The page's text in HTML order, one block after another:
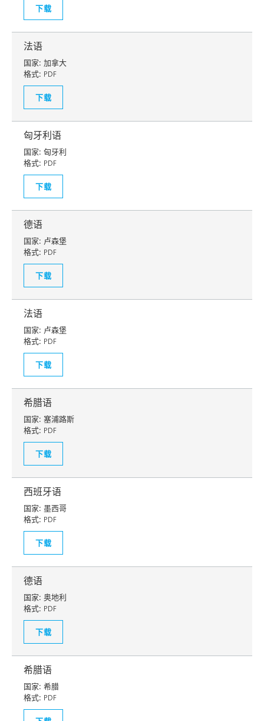
下载
法语
国家: 加拿大
格式: PDF
下载
匈牙利语
国家: 匈牙利
格式: PDF
下载
德语
国家: 卢森堡
格式: PDF
下载
法语
国家: 卢森堡
格式: PDF
下载
希腊语
国家: 塞浦路斯
格式: PDF
下载
西班牙语
国家: 墨西哥
格式: PDF
下载
德语
国家: 奥地利
格式: PDF
下载
希腊语
国家: 希腊
格式: PDF